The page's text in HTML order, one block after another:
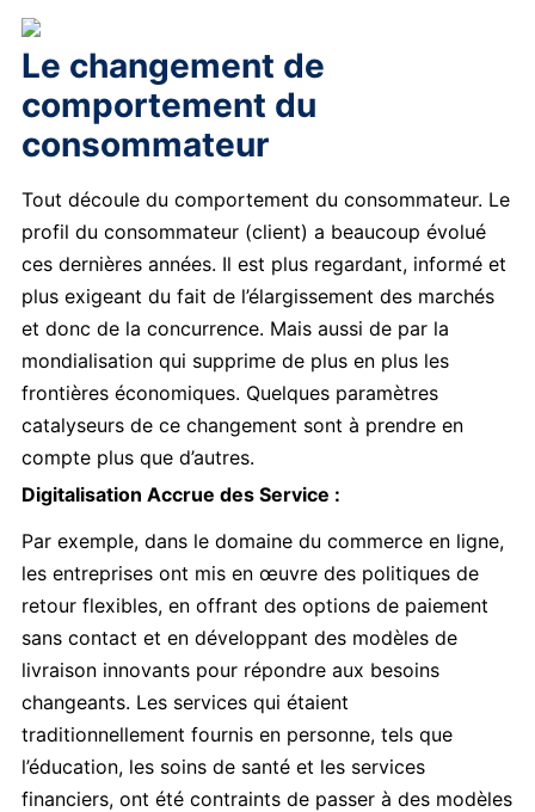
Le changement de
comportement du
consommateur
Tout découle du comportement du consommateur. Le
profil du consommateur (client) a beaucoup évolué
ces dernières années. Il est plus regardant, informé et
plus exigeant du fait de l’élargissement des marchés
et donc de la concurrence. Mais aussi de par la
mondialisation qui supprime de plus en plus les
frontières économiques. Quelques paramètres
catalyseurs de ce changement sont à prendre en
compte plus que d’autres.
Digitalisation Accrue des Service :
Par exemple, dans le domaine du commerce en ligne,
les entreprises ont mis en œuvre des politiques de
retour flexibles, en offrant des options de paiement
sans contact et en développant des modèles de
livraison innovants pour répondre aux besoins
changeants. Les services qui étaient
traditionnellement fournis en personne, tels que
l’éducation, les soins de santé et les services
financiers, ont été contraints de passer à des modèles